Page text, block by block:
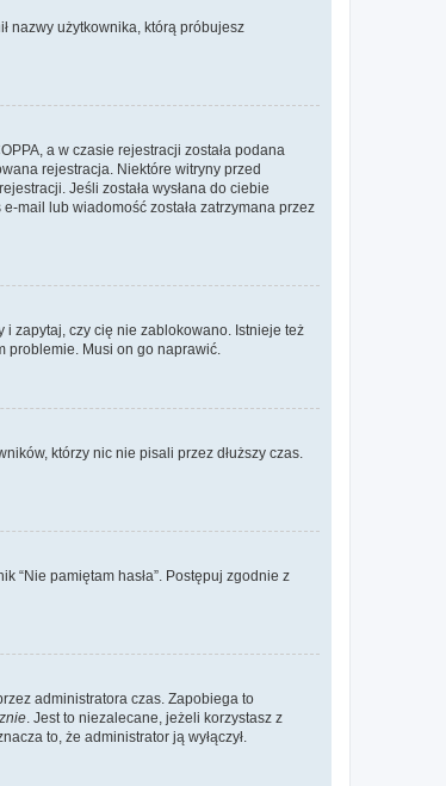
nazwy użytkownika, którą próbujesz
a w czasie rejestracji została podana
rejestracja. Niektóre witryny przed
Jeśli została wysłana do ciebie
mail lub wiadomość została zatrzymana przez
i zapytaj, czy cię nie zablokowano. Istnieje też
problemie. Musi on go naprawić.
którzy nic nie pisali przez dłuższy czas.
“Nie pamiętam hasła”. Postępuj zgodnie z
administratora czas. Zapobiega to
. Jest to niezalecane, jeżeli korzystasz z
to, że administrator ją wyłączył.